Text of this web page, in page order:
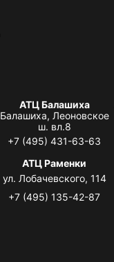
АТЦ Балашиха
Балашиха, Леоновское
ш. вл.8
+7 (495) 431-63-63
АТЦ Раменки
ул. Лобачевского, 114
+7 (495) 135-42-87